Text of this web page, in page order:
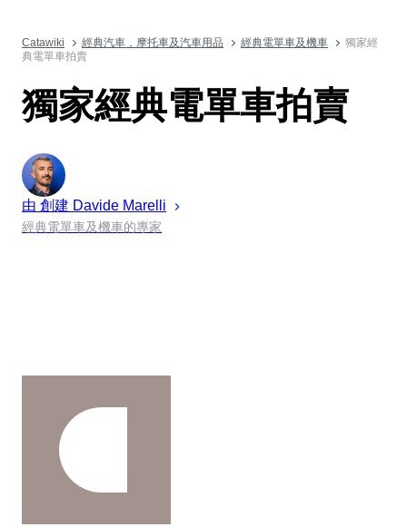
Catawiki 經典汽車，摩托車及汽車用品 經典電單車及機車
獨家經
典電單車拍賣
獨家經典電單車拍賣
由 創建 Davide Marelli
經典電單車及機車的專家